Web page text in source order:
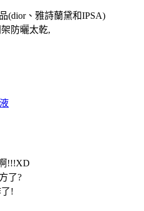
(dior、雅詩蘭黛和IPSA)
防曬太乾,
!!!XD
了?
!